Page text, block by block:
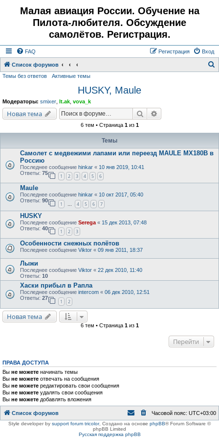
Малая авиация России. Обучение на
Пилота-любителя. Обсуждение
самолётов. Регистрация.
FAQ Вход
Регистрация
Список форумов
Темы без ответов Активные темы
HUSKY, Maule
Модераторы: smixer lt.ak vova_k
Новая тема Поиск
6 тем • Страница 1из 1
Темы
Самолет с медвежими лапами или переезд MAULE MX180B в
Россию
Последнее сообщение hinkar « 10 янв 2019, 10:41
Ответы: 75
1 2 3 4 5 6
Maule
Последнее сообщение hinkar « 10 окт 2017, 05:40
Ответы: 90
1 … 4 5 6 7
HUSKY
Последнее сообщение Serega « 15 дек 2013, 07:48
Ответы: 40
1 2 3
Особенности снежных полётов
Последнее сообщение Viktor « 09 янв 2011, 18:37
Лыжи
Последнее сообщение Viktor « 22 дек 2010, 11:40
Ответы: 10
Хаски прибыл в Рапла
Последнее сообщение intercom « 06 дек 2010, 12:51
Ответы: 27
1 2
Новая тема
6 тем • Страница 1из 1
Перейти
ПРАВА ДОСТУПА
Вы не можете начинать темы
Вы не можете отвечать на сообщения
Вы не можете редактировать свои сообщения
Вы не можете удалять свои сообщения
Вы не можете добавлять вложения
Список форумов Часовой пояс: UTC+03:00
Style developer by support forum tricolor, Создано на основе phpBB® Forum Software ©
phpBB Limited
Русская поддержка phpBB